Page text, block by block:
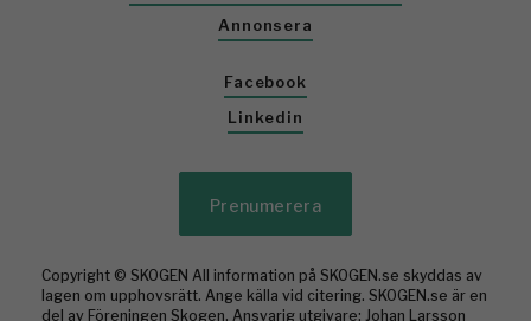
Annonsera
Facebook
Linkedin
Prenumerera
Copyright © SKOGEN All information på SKOGEN.se skyddas av
lagen om upphovsrätt. Ange källa vid citering. SKOGEN.se är en
del av Föreningen Skogen. Ansvarig utgivare: Johan Larsson